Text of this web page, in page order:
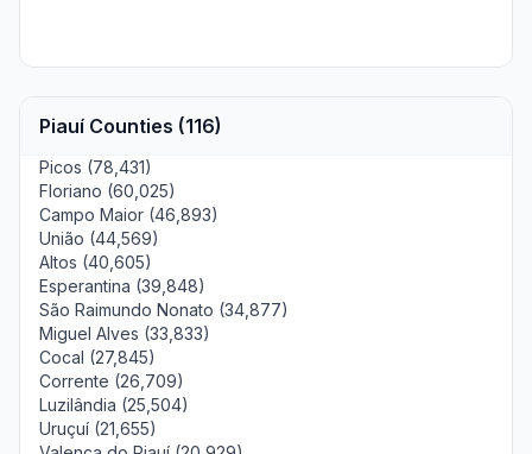
Piauí Counties (116)
Picos (78,431)
Floriano (60,025)
Campo Maior (46,893)
União (44,569)
Altos (40,605)
Esperantina (39,848)
São Raimundo Nonato (34,877)
Miguel Alves (33,833)
Cocal (27,845)
Corrente (26,709)
Luzilândia (25,504)
Uruçuí (21,655)